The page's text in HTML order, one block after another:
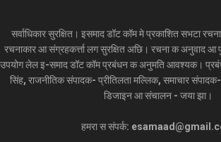
सर्वाधिकार सुरक्षित। इसमाद डॉट कॉम मे प्रकाशित सभटा
रचनाकार आ संग्रहकर्त्ता लग सुरक्षित अछि। रचना क अनुवाद आ
उपयोग लेल इ-समाद डॉट कॉम प्रबंधन क अनुमति आवश्यक।
सिंह, राजनीतिक संपादक- प्रीतिलता मल्लिक, समाचार
डिजाइन आ संचालन - जया झा।
हमरा स संपर्क: